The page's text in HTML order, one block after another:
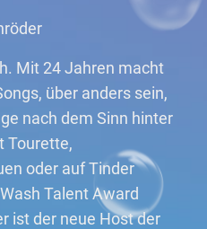
Mit 24 Jahren macht
über anders sein,
nach dem Sinn hinter
Tourette,
oder auf Tinder
Talent Award
ist der neue Host der